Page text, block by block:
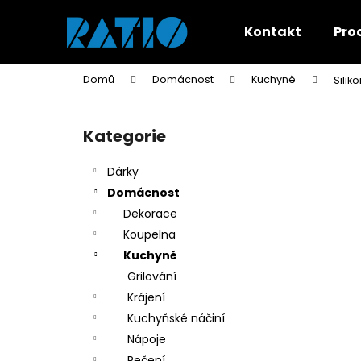
Kontakt
Domů Domácnost Kuchyně
Přeskočit
kategorie
Kategorie
Dárky
Domácnost
Dekorace
Koupelna
Kuchyně
Grilování
Krájení
Kuchyňské náčiní
Nápoje
í
Zpět
do
obchodu
Zpět
do
obchodu